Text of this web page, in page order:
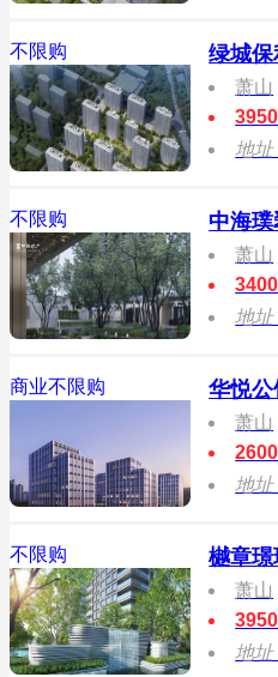
不限购 绿城保
萧山
地址
不限购 中海
萧山
地址
商业不限购 华悦公
萧山
地址
不限购 樾章
萧山
地址